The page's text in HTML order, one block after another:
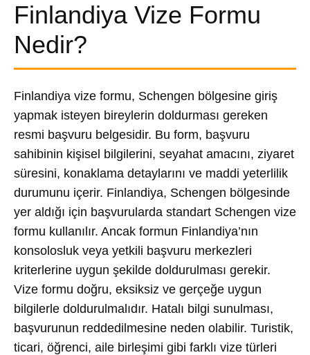
Finlandiya Vize Formu
Nedir?
Finlandiya vize formu, Schengen bölgesine giriş
yapmak isteyen bireylerin doldurması gereken
resmi başvuru belgesidir. Bu form, başvuru
sahibinin kişisel bilgilerini, seyahat amacını, ziyaret
süresini, konaklama detaylarını ve maddi yeterlilik
durumunu içerir. Finlandiya, Schengen bölgesinde
yer aldığı için başvurularda standart Schengen vize
formu kullanılır. Ancak formun Finlandiya’nın
konsolosluk veya yetkili başvuru merkezleri
kriterlerine uygun şekilde doldurulması gerekir.
Vize formu doğru, eksiksiz ve gerçeğe uygun
bilgilerle doldurulmalıdır. Hatalı bilgi sunulması,
başvurunun reddedilmesine neden olabilir. Turistik,
ticari, öğrenci, aile birleşimi gibi farklı vize türleri